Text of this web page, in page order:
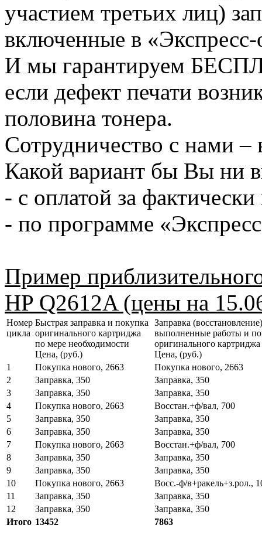
участием третьих лиц)
включенные в
И мы гарантируем
если дефект печати
половина тонера.
Сотрудничество с нами
Какой вариант бы Вы ни
- с оплатой за
- по программе
Пример
HP Q2612A (цены на
Номер
цикла
Быстрая заправка и покупка
оригинального картриджа
по мере необходимости
Цена, (руб.)
Заправка
выполненные работы и
оригинального
Цена, (руб.)
1
Покупка нового, 2663
Покупка нового, 2663
2
Заправка, 350
Заправка, 350
3
Заправка, 350
Заправка, 350
4
Покупка нового, 2663
Восстан.+ф/вал, 700
5
Заправка, 350
Заправка, 350
6
Заправка, 350
Заправка, 350
7
Покупка нового, 2663
Восстан.+ф/вал, 700
8
Заправка, 350
Заправка, 350
9
Заправка, 350
Заправка, 350
10
Покупка нового, 2663
Восс.-ф/в+ракель+з.рол.,
11
Заправка, 350
Заправка, 350
12
Заправка, 350
Заправка, 350
Итого 13452 7863